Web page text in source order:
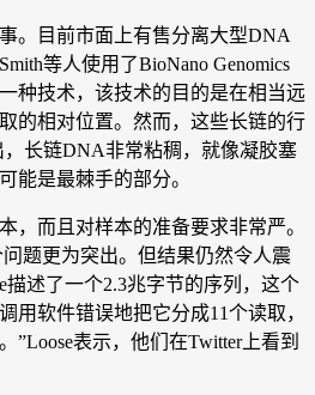
。目前市面上有售分离大型DNA
等人使用了BioNano Genomics
种技术，该技术的目的是在相当远
的相对位置。然而，这些长链的行
，长链DNA非常粘稠，就像凝胶塞
是最棘手的部分。
，而且对样本的准备要求非常严。
题更为突出。但结果仍然令人震
述了一个2.3兆字节的序列，这个
用软件错误地把它分成11个读取，
”Loose表示，他们在Twitter上看到